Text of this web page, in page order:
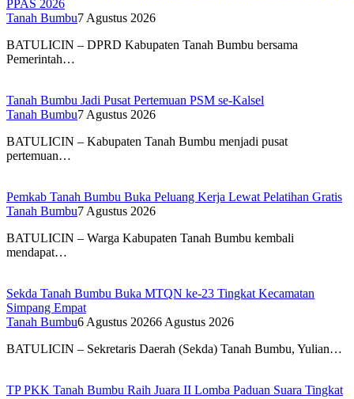
PPAS 2026
Tanah Bumbu7 Agustus 2026
BATULICIN – DPRD Kabupaten Tanah Bumbu bersama
Pemerintah…
Tanah Bumbu Jadi Pusat Pertemuan PSM se-Kalsel
Tanah Bumbu7 Agustus 2026
BATULICIN – Kabupaten Tanah Bumbu menjadi pusat
pertemuan…
Pemkab Tanah Bumbu Buka Peluang Kerja Lewat Pelatihan Gratis
Tanah Bumbu7 Agustus 2026
BATULICIN – Warga Kabupaten Tanah Bumbu kembali
mendapat…
Sekda Tanah Bumbu Buka MTQN ke-23 Tingkat Kecamatan
Simpang Empat
Tanah Bumbu6 Agustus 20266 Agustus 2026
BATULICIN – Sekretaris Daerah (Sekda) Tanah Bumbu, Yulian…
TP PKK Tanah Bumbu Raih Juara II Lomba Paduan Suara Tingkat